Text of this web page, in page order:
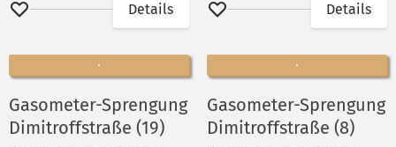
Merken
Details
Merken
Details
Gasometer-Sprengung
Dimitroffstraße (19)
Gasometer-Sprengung
Dimitroffstraße (8)